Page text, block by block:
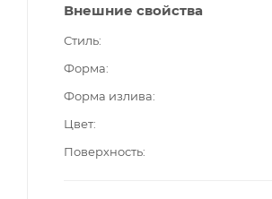
Внешние свойства
Стиль
Форма
Форма излива
Цвет
Поверхность